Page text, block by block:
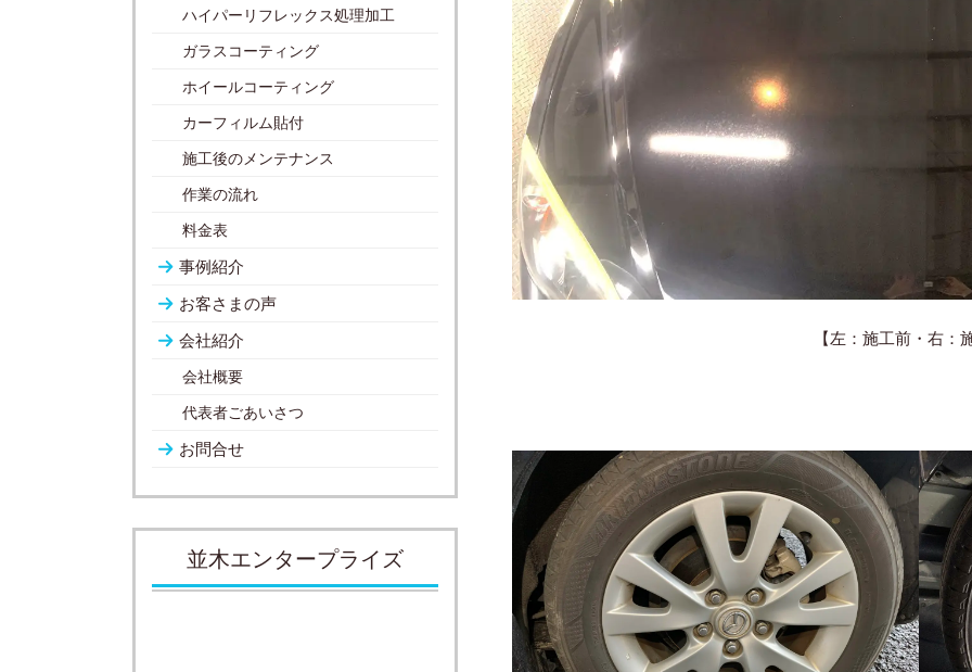
【左：施工前・右：
ハイパーリフレックス処理加工
ガラスコーティング
ホイールコーティング
カーフィルム貼付
施工後のメンテナンス
作業の流れ
料金表
事例紹介
お客さまの声
会社紹介
会社概要
代表者ごあいさつ
お問合せ
並木エンタープライズ